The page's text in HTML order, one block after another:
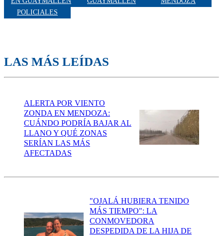
POLICIALES
LAS MÁS LEÍDAS
ALERTA POR VIENTO
ZONDA EN MENDOZA:
CUÁNDO PODRÍA BAJAR AL
LLANO Y QUÉ ZONAS
SERÍAN LAS MÁS
AFECTADAS
"OJALÁ HUBIERA TENIDO
MÁS TIEMPO": LA
CONMOVEDORA
DESPEDIDA DE LA HIJA DE